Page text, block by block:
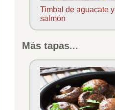
Timbal de aguacate y
salmón
Más tapas...